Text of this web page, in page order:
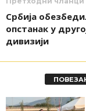
Србија
опстанак у
дивизији